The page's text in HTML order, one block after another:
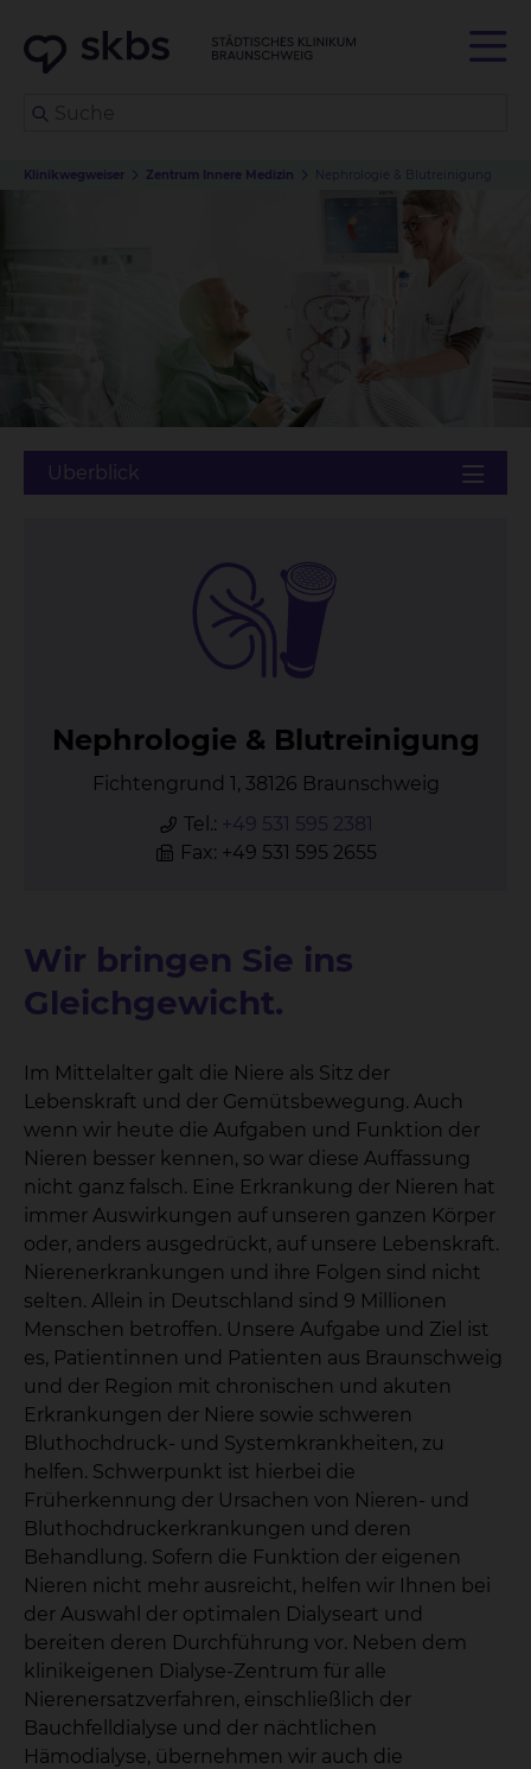
Klinikwegweiser Zentrum Innere Medizin Nephrologie & Blutreinigung
Ne­phro­lo­gie & Blut­rei­ni­gung
Fichtengrund 1, 38126 Braunschweig
Tel.: +49 531 595 2381
Fax: +49 531 595 2655
Wir bringen Sie ins
Gleichgewicht.
Im Mittelalter galt die Niere als Sitz der
Lebenskraft und der Gemütsbewegung. Auch
wenn wir heute die Aufgaben und Funktion der
Nieren besser kennen, so war diese Auffassung
nicht ganz falsch. Eine Erkrankung der Nieren hat
immer Auswirkungen auf unseren ganzen Körper
oder, anders ausgedrückt, auf unsere Lebenskraft.
Nierenerkrankungen und ihre Folgen sind nicht
selten. Allein in Deutschland sind 9 Millionen
Menschen betroffen. Unsere Aufgabe und Ziel ist
es, Patientinnen und Patienten aus Braunschweig
und der Region mit chronischen und akuten
Erkrankungen der Niere sowie schweren
Bluthochdruck- und Systemkrankheiten, zu
helfen. Schwerpunkt ist hierbei die
Früherkennung der Ursachen von Nieren- und
Bluthochdruckerkrankungen und deren
Behandlung. Sofern die Funktion der eigenen
Nieren nicht mehr ausreicht, helfen wir Ihnen bei
der Auswahl der optimalen Dialyseart und
bereiten deren Durchführung vor. Neben dem
klinikeigenen Dialyse-Zentrum für alle
Nierenersatzverfahren, einschließlich der
Bauchfelldialyse und der nächtlichen
Hämodialyse, übernehmen wir auch die